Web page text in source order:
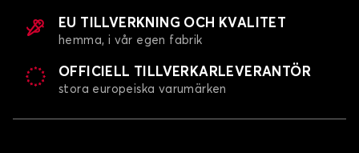
EU TILLVERKNING OCH KVALITET
hemma, i vår egen fabrik
OFFICIELL TILLVERKARLEVERANTÖR
stora europeiska varumärken